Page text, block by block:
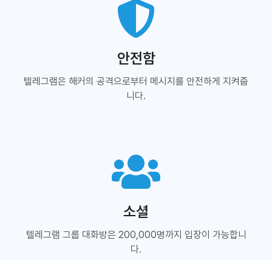
안전함
텔레그램은 해커의 공격으로부터 메시지를 안전하게 지켜줍
니다.
소셜
텔레그램 그룹 대화방은 200,000명까지 입장이 가능합니
다.